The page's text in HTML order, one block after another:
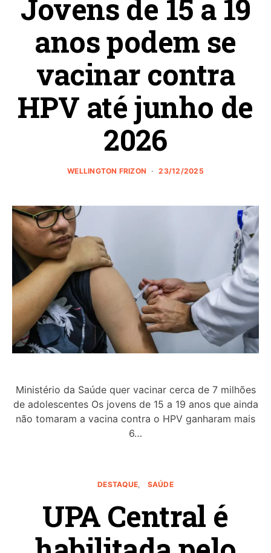
Jovens de 15 a 19
anos podem se
vacinar contra
HPV até junho de
2026
WELLINGTON FRIZON 23/12/2025
Ministério da Saúde quer vacinar cerca de 7 milhões
de adolescentes Os jovens de 15 a 19 anos que ainda
não tomaram a vacina contra o HPV ganharam mais
6…
DESTAQUE SAÚDE
UPA Central é